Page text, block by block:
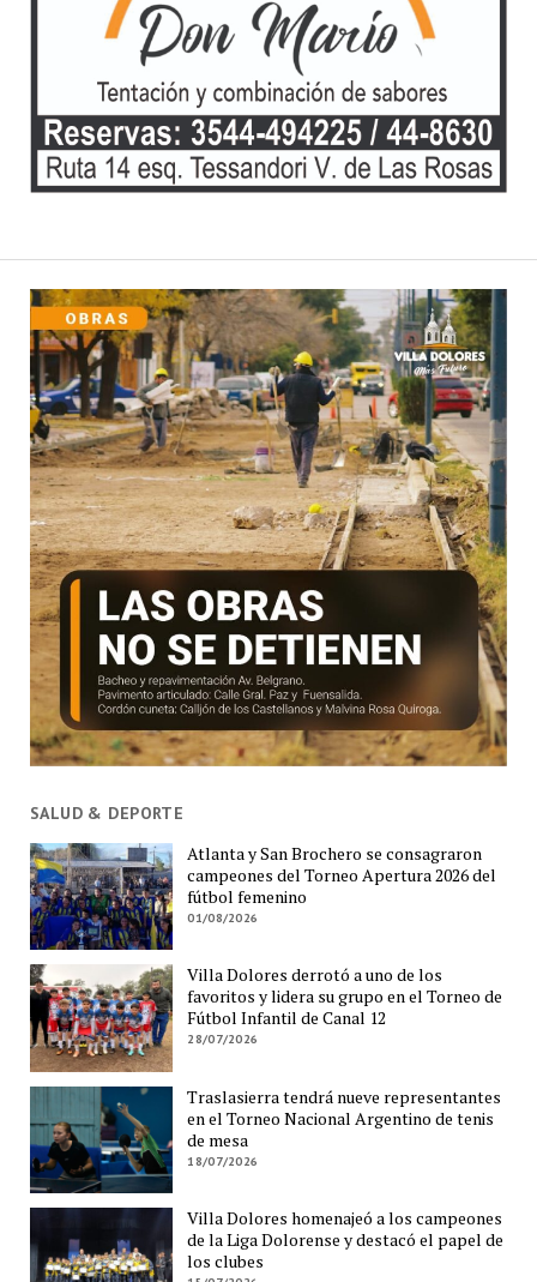
SALUD & DEPORTE
Atlanta y San Brochero se consagraron
campeones del Torneo Apertura 2026 del
fútbol femenino
01/08/2026
Villa Dolores derrotó a uno de los
favoritos y lidera su grupo en el Torneo de
Fútbol Infantil de Canal 12
28/07/2026
Traslasierra tendrá nueve representantes
en el Torneo Nacional Argentino de tenis
de mesa
18/07/2026
Villa Dolores homenajeó a los campeones
de la Liga Dolorense y destacó el papel de
los clubes